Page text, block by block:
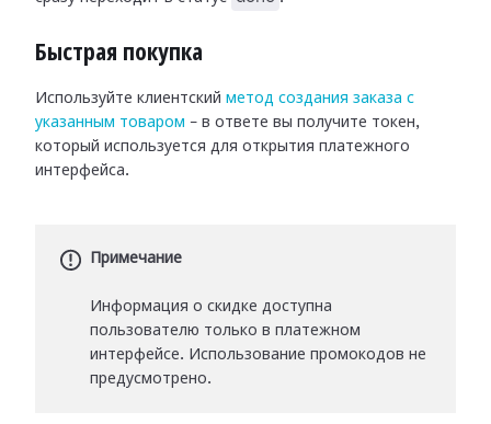
Быстрая покупка
Используйте клиентский метод создания заказа с
указанным товаром – в ответе вы получите токен,
который используется для открытия платежного
интерфейса.
Примечание
Информация о скидке доступна
пользователю только в платежном
интерфейсе. Использование промокодов не
предусмотрено.